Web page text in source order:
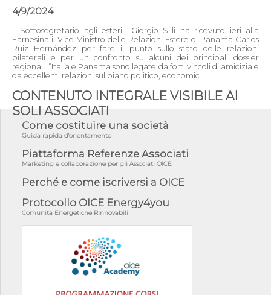
4/9/2024
Il Sottosegretario agli esteri Giorgio Silli ha ricevuto ieri alla
Farnesina il Vice Ministro delle Relazioni Estere di Panama Carlos
Ruiz Hernández per fare il punto sullo stato delle relazioni
bilaterali e per un confronto su alcuni dei principali dossier
regionali. “Italia e Panama sono legate da forti vincoli di amicizia e
da eccellenti relazioni sul piano politico, economic...
CONTENUTO INTEGRALE VISIBILE AI
SOLI ASSOCIATI
Come costituire una società
Guida rapida d'orientamento
Piattaforma Referenze Associati
Marketing e collaborazione per gli Associati OICE
Perché e come iscriversi a OICE
Protocollo OICE Energy4you
Comunità Energetiche Rinnovabili